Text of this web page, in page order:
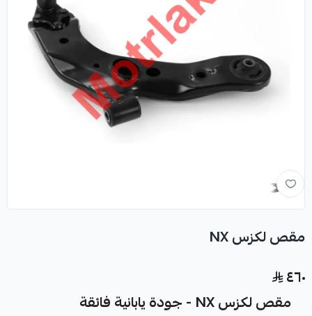
مقص لكزس NX
٤٦٠
مقص لكزس NX - جودة يابانية فائقة